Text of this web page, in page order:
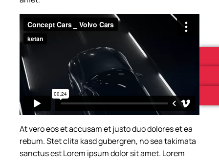
At vero eos et accusam et justo duo dolores et ea
rebum. Stet clita kasd gubergren, no sea takimata
sanctus est Lorem ipsum dolor sit amet. Lorem